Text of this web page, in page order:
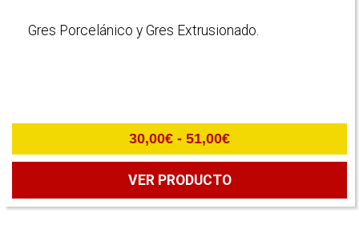
Gres Porcelánico y Gres Extrusionado.
30,00€ - 51,00€Rango
de
desde
30,00€
hasta
VER PRODUCTO